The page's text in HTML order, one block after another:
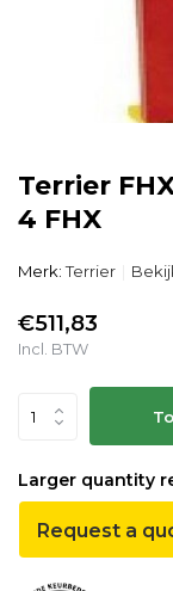
Terrier
4 FHX
Merk:Terrier
€511,83
Incl. BTW
Larger quantity
Request a